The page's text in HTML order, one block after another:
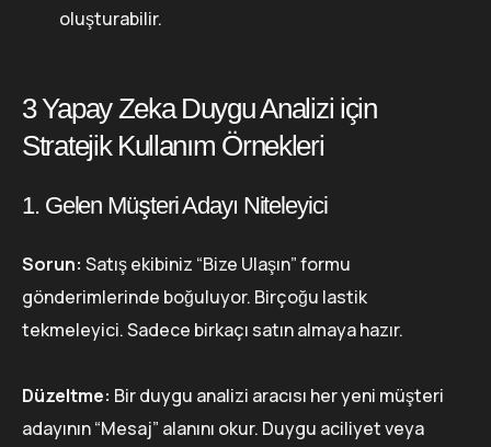
oluşturabilir.
3 Yapay Zeka Duygu Analizi için
Stratejik Kullanım Örnekleri
1. Gelen Müşteri Adayı Niteleyici
Sorun: Satış ekibiniz “Bize Ulaşın” formu
gönderimlerinde boğuluyor. Birçoğu lastik
tekmeleyici. Sadece birkaçı satın almaya hazır.
Düzeltme: Bir duygu analizi aracısı her yeni müşteri
adayının “Mesaj” alanını okur. Duygu aciliyet veya